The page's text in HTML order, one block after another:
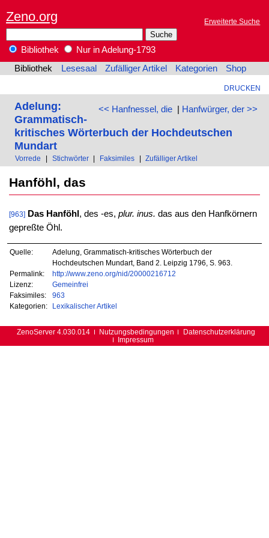
Zeno.org Erweiterte Suche
Bibliothek
Nur in Adelung-1793
Bibliothek
Lesesaal Zufälliger Artikel Kategorien Shop
DRUCKEN
<< Hanfnessel, die| Hanfwürger, der >>
Adelung:
Grammatisch-
kritisches Wörterbuch der Hochdeutschen
Mundart
Vorrede Stichwörter Faksimiles Zufälliger Artikel
Hanföhl, das
[963] Das Hanföhl , des -es, plur. inus. das aus den Hanfkörnern
gepreßte Öhl.
Quelle:
Adelung, Grammatisch-kritisches Wörterbuch der
Hochdeutschen Mundart, Band 2. Leipzig 1796, S. 963.
Permalink:
http://www.zeno.org/nid/20000216712
Lizenz:
Gemeinfrei
Faksimiles:
963
Kategorien:
Lexikalischer Artikel
ZenoServer 4.030.014 Nutzungsbedingungen
Datenschutzerklärung
Impressum